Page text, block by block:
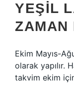
YEŞIL
ZAMAN
Ekim Mayıs-
olarak yapılır.
takvim ekim